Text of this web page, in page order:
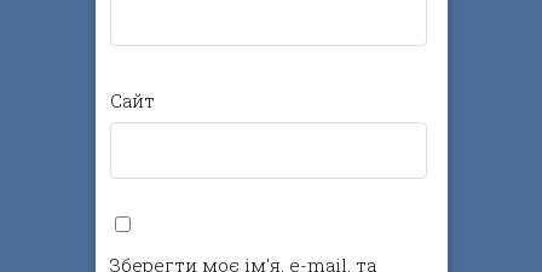
Сайт
Зберегти моє ім'я, e-mail, та